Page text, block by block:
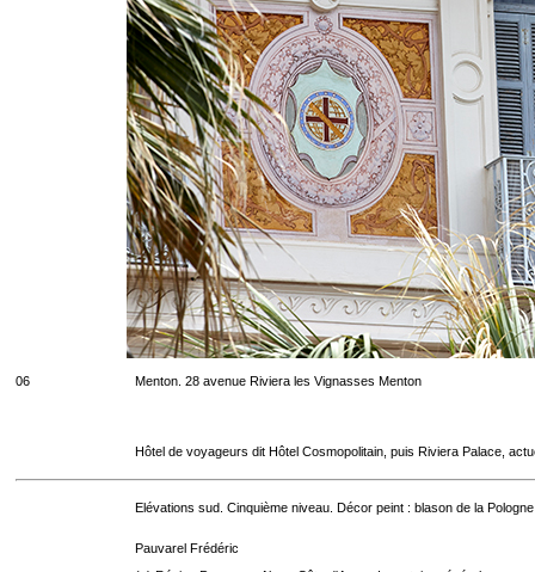
06 Menton. 28 avenue Riviera les Vignasses Menton
Hôtel de voyageurs dit Hôtel Cosmopolitain, puis Riviera Palace,
Elévations sud. Cinquième niveau. Décor peint : blason de la
Pauvarel Frédéric